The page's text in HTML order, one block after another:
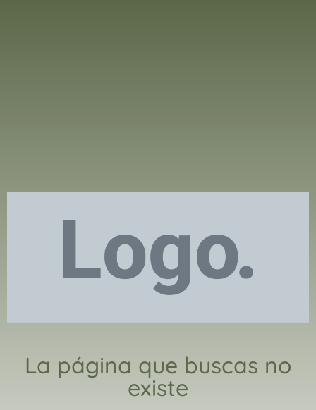
La página que buscas no
existe